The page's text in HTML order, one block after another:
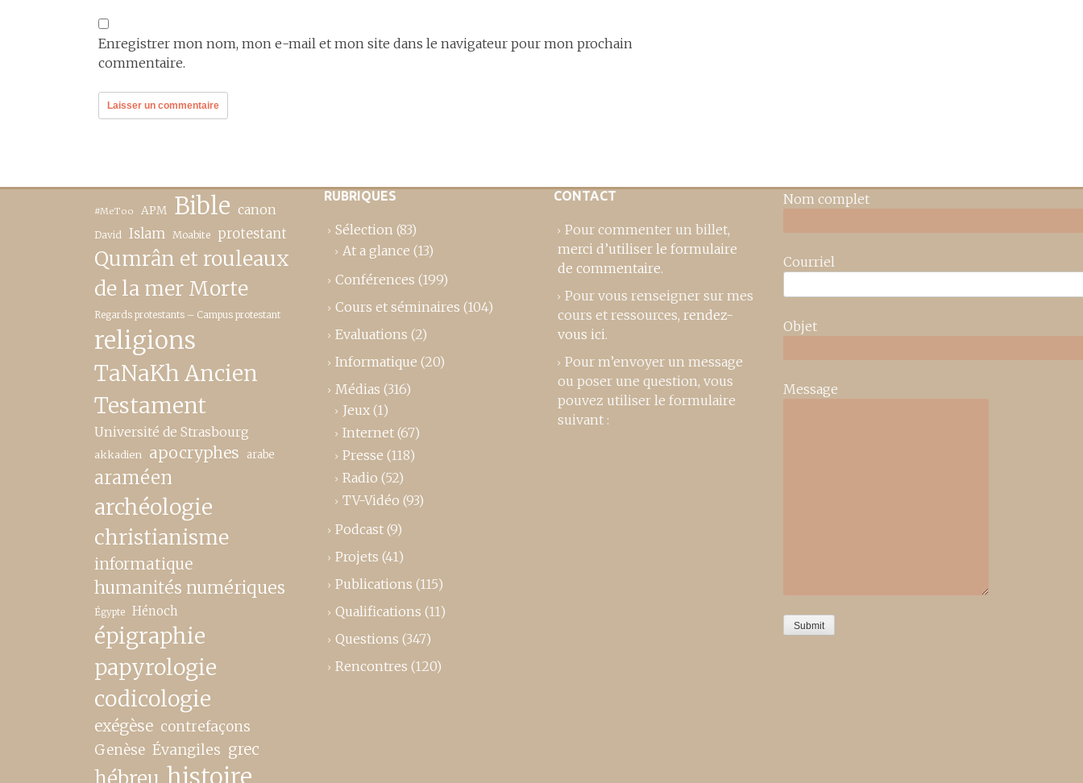
Enregistrer mon nom, mon e-mail et mon site dans le navigateur pour mon prochain
commentaire.
#MeToo APM Bible canon
David Islam Moabite protestant
Qumrân et rouleaux
de la mer Morte
Regards protestants – Campus protestant
religions
TaNaKh Ancien
Testament
Université de Strasbourg
akkadien apocryphes arabe
araméen
archéologie
christianisme
informatique
humanités numériques
Égypte Hénoch
épigraphie
papyrologie
codicologie
exégèse contrefaçons
Genèse Évangiles grec
RUBRIQUES
Sélection (83)
At a glance (13)
Conférences (199)
Cours et séminaires (104)
Evaluations (2)
Informatique (20)
Médias (316)
Jeux (1)
Internet (67)
Presse (118)
Radio (52)
TV-Vidéo (93)
Podcast (9)
Projets (41)
Publications (115)
Qualifications (11)
Questions (347)
Rencontres (120)
CONTACT
Pour commenter un billet,
merci d’utiliser le formulaire
de commentaire.
Pour vous renseigner sur mes
cours et ressources, rendez-
vous ici.
Pour m’envoyer un message
ou poser une question, vous
pouvez utiliser le formulaire
suivant :
Nom complet
Courriel
Objet
Message